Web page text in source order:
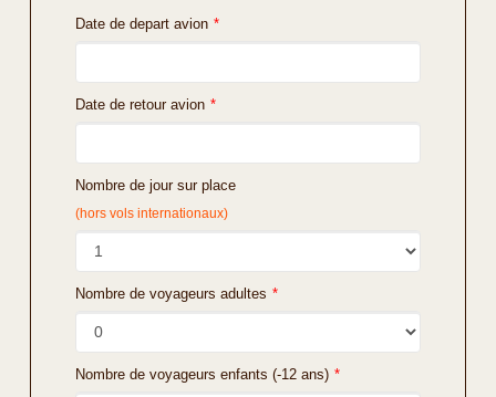
Date de depart avion *
Date de retour avion *
Nombre de jour sur place
(hors vols internationaux)
Nombre de voyageurs adultes *
Nombre de voyageurs enfants (-12 ans) *